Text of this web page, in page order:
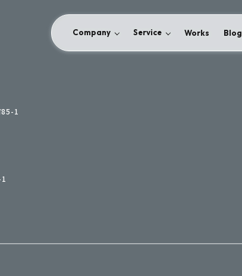
Company Service Works Blog
85-1